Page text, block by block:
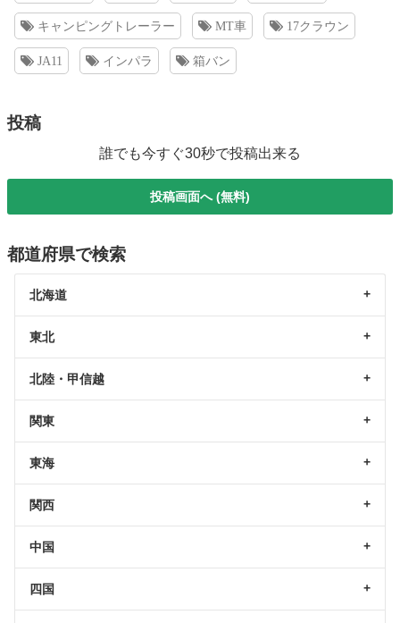
キャンピングトレーラー MT車 17クラウン
JA11 インパラ 箱バン
投稿
誰でも今すぐ30秒で投稿出来る
投稿画面へ (無料)
都道府県で検索
北海道
東北
北陸・甲信越
関東
東海
関西
中国
四国